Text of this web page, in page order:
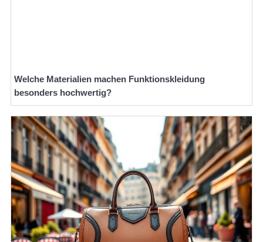
Welche Materialien machen Funktionskleidung
besonders hochwertig?